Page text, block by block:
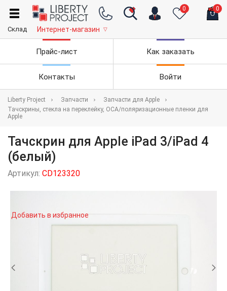
0 0
Склад Интернет-магазин ▽
Прайс-лист Как заказать
Контакты Войти
Liberty Project Запчасти
Запчасти для Apple
Тачскрины, стекла на переклейку, OCA/поляризационные пленки для
Apple
Тачскрин для Apple iPad 3/iPad 4
(белый)
Артикул: CD123320
Добавить в избранное